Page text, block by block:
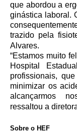
que abordou a
ginástica laboral.
trazido pela
Alvares.
“Estamos muito
Hospital
profissionais,
minimizar os
alcançarmos
ressaltou a
Sobre o HEF